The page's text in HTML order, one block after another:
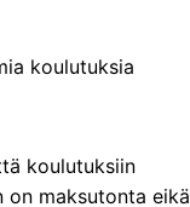
koulutuksia
koulutuksiin
maksutonta eikä